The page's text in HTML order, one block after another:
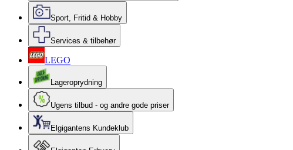
Sport, Fritid & Hobby
Services & tilbehør
LEGO
Lageroprydning
Ugens tilbud - og andre gode priser
Elgigantens Kundeklub